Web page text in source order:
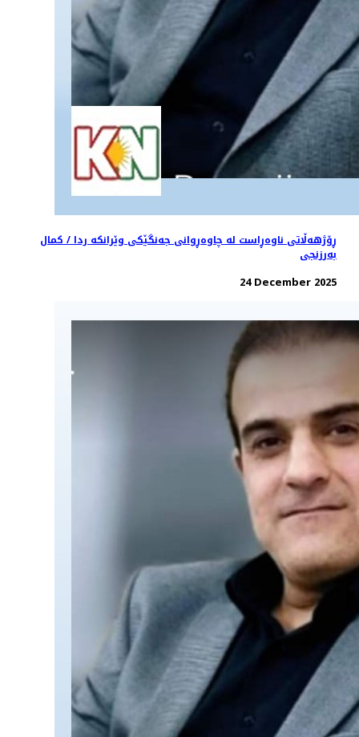
ڕۆژهەڵاتی ناوەڕاست له چاوەڕوانى جەنگێکی وێرانكە ردا / کمال
بەرزنجی
24 December 2025